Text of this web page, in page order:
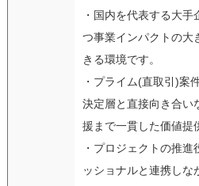
・国内を代表する大
つ事業インパクトの大
きる環境です。
・プライム(直取引)案
決定層と直接向き合い
援まで一貫した価値提
・プロジェクトの推
ッショナルと連携しな